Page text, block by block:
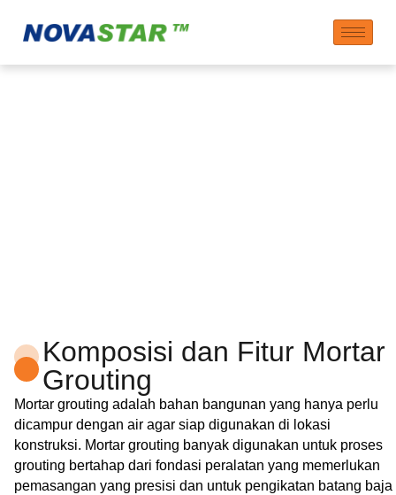
Komposisi dan Fitur Mortar
Grouting
Mortar grouting adalah bahan bangunan yang hanya perlu
dicampur dengan air agar siap digunakan di lokasi
konstruksi. Mortar grouting banyak digunakan untuk proses
grouting bertahap dari fondasi peralatan yang memerlukan
pemasangan yang presisi dan untuk pengikatan batang baja